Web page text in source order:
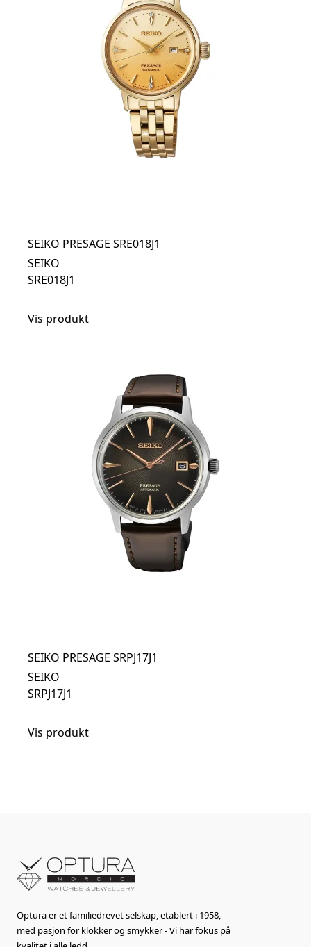
SEIKO PRESAGE SRE018J1
SEIKO
SRE018J1
Vis produkt
SEIKO PRESAGE SRPJ17J1
SEIKO
SRPJ17J1
Vis produkt
Optura er et familiedrevet selskap, etablert i 1958,
med pasjon for klokker og smykker - Vi har fokus på